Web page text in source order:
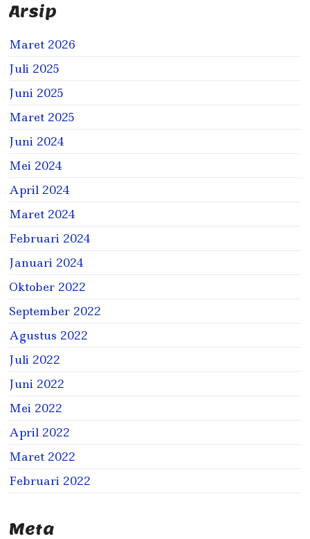
Arsip
Maret 2026
Juli 2025
Juni 2025
Maret 2025
Juni 2024
Mei 2024
April 2024
Maret 2024
Februari 2024
Januari 2024
Oktober 2022
September 2022
Agustus 2022
Juli 2022
Juni 2022
Mei 2022
April 2022
Maret 2022
Februari 2022
Meta